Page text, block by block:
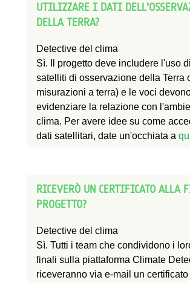
UTILIZZARE I DATI
DELLA TERRA?
Detective del clima
Sì. Il progetto deve includere l'uso
satelliti di osservazione della Terra
misurazioni a terra) e le voci
evidenziare la relazione con
clima. Per avere idee su come
dati satellitari, date un'occhiata a
RICEVERÒ UN CERTIFICATO ALLA
PROGETTO?
Detective del clima
Sì. Tutti i team che condividono i
finali sulla piattaforma Climate
riceveranno via e-mail un certificato